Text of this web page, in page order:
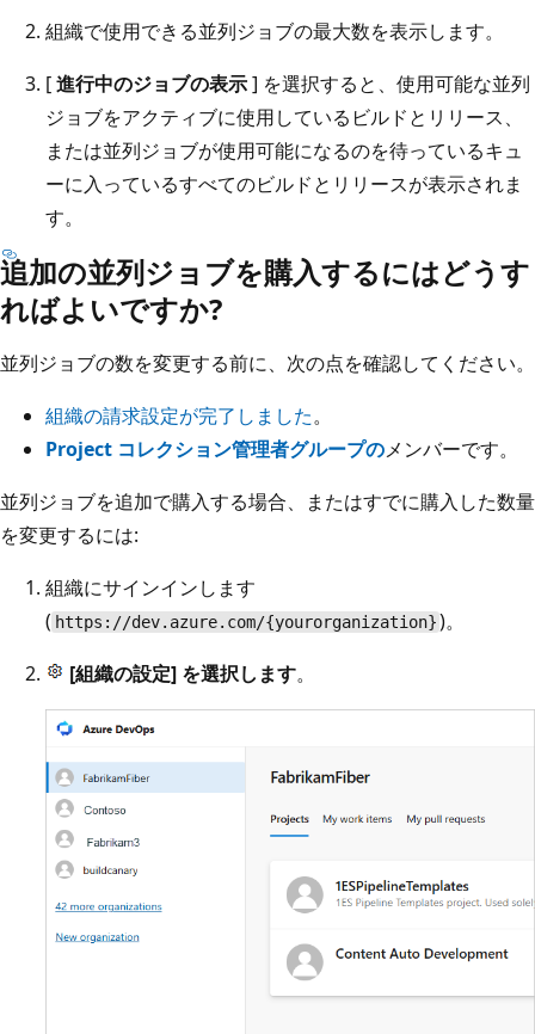
組織で使用できる並列ジョブの最大数を表示します。
[進行中のジョブの表示] を選択すると、使用可能な並列
ジョブをアクティブに使用しているビルドとリリース、
または並列ジョブが使用可能になるのを待っているキュ
ーに入っているすべてのビルドとリリースが表示されま
す。
追加の並列ジョブを購入するにはどうす
ればよいですか?
並列ジョブの数を変更する前に、次の点を確認してください。
組織の請求設定が完了しました。
Project コレクション管理者グループのメンバーです。
並列ジョブを追加で購入する場合、またはすでに購入した数量
を変更するには:
組織にサインインします
( https://dev.azure.com/{yourorganization} )。
[組織の設定] を選択します。